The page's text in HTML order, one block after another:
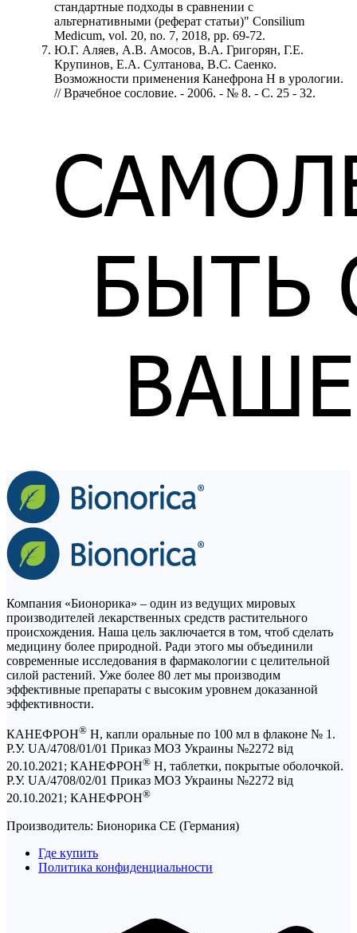
стандартные подходы в сравнении с
альтернативными (реферат статьи)" Consilium
Medicum, vol. 20, no. 7, 2018, pp. 69-72.
Ю.Г. Аляев, А.В. Амосов, В.А. Григорян, Г.Е.
Крупинов, Е.А. Султанова, В.С. Саенко.
Возможности применения Канефрона Н в урологии.
// Врачебное сословие. - 2006. - № 8. - С. 25 - 32.
Компания «Бионорика» ‒ один из ведущих мировых
производителей лекарственных средств растительного
происхождения. Наша цель заключается в том, чтоб сделать
медицину более природной. Ради этого мы объединили
современные исследования в фармакологии с целительной
силой растений. Уже более 80 лет мы производим
эффективные препараты с высоким уровнем доказанной
эффективности.
КАНЕФРОН® Н, капли оральные по 100 мл в флаконе № 1.
Р.У. UA/4708/01/01 Приказ МОЗ Украины №2272 від
20.10.2021; КАНЕФРОН® Н, таблетки, покрытые оболочкой.
Р.У. UA/4708/02/01 Приказ МОЗ Украины №2272 від
20.10.2021; КАНЕФРОН®
Производитель: Бионорика СЕ (Германия)
Где купить
Политика конфиденциальности